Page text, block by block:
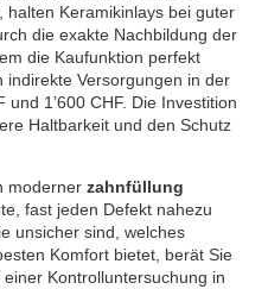
Keramikinlays bei guter
die exakte Nachbildung der
die Kaufunktion perfekt
indirekte Versorgungen in der
1’600 CHF. Die Investition
Haltbarkeit und den Schutz
moderner zahnfüllung
fast jeden Defekt nahezu
unsicher sind, welches
Komfort bietet, berät Sie
einer Kontrolluntersuchung in